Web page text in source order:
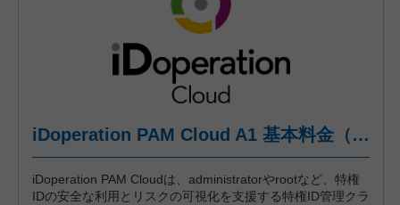
iDoperation PAM Cloud A1 基本料金（年間プラン、月々後払い）
iDoperation PAM Cloudは、administratorやrootなど、特権
IDの安全な利用とリスクの可視化を支援する特権ID管理クラ